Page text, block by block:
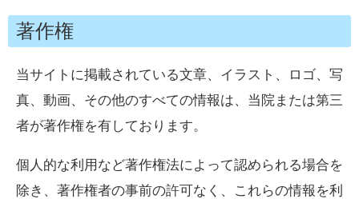
著作権
当サイトに掲載されている文章、イラスト、ロゴ、写
真、動画、その他のすべての情報は、当院または第三
者が著作権を有しております。
個人的な利用など著作権法によって認められる場合を
除き、著作権者の事前の許可なく、これらの情報を利